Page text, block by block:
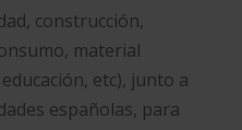
construcción,
material
etc), junto a
españolas, para